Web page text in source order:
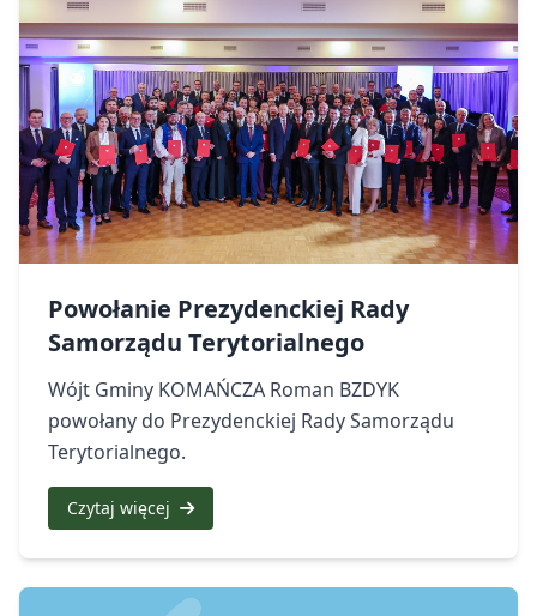
Powołanie Prezydenckiej Rady
Samorządu Terytorialnego
Wójt Gminy KOMAŃCZA Roman BZDYK
powołany do Prezydenckiej Rady Samorządu
Terytorialnego.
Czytaj więcej